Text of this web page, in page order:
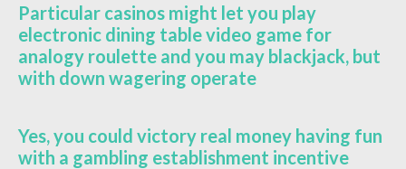
Particular casinos might let you play
electronic dining table video game for
analogy roulette and you may blackjack, but
with down wagering operate
Yes, you could victory real money having fun
with a gambling establishment incentive